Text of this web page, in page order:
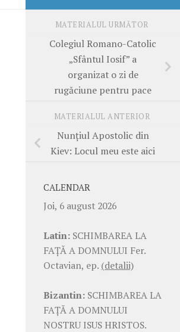
MATERIALUL URMĂTOR
Colegiul Romano-Catolic
„Sfântul Iosif” a
organizat o zi de
rugăciune pentru pace
MATERIALUL ANTERIOR
Nunțiul Apostolic din
Kiev: Locul meu este aici
CALENDAR
Joi, 6 august 2026
Latin: SCHIMBAREA LA
FAŢĂ A DOMNULUI Fer.
Octavian, ep. (detalii)
Bizantin: SCHIMBAREA LA
FAŢĂ A DOMNULUI
NOSTRU ISUS HRISTOS.